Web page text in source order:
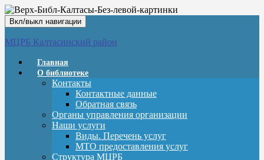
Вкл/выкл навигации
МЦРБ Калтасинский район
Главная
О библиотеке
Контакты
Контактные данные
Обратная связь
Органы управления организации
Наши услуги
Виды. Перечень услуг
МТО предоставления услуг
Структура МЦРБ